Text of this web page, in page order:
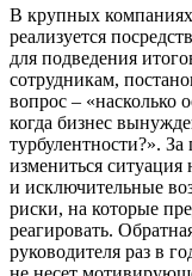
В крупных
реализуется
для подведения
сотрудникам,
вопрос – «насколько
когда бизнес
турбулентности?».
измениться
и исключительные
риски, на которые
реагировать.
руководителя раз в